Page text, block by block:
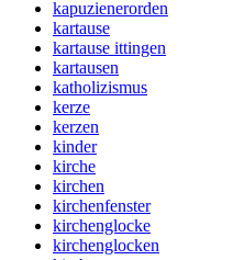
kapuzienerorden
kartause
kartause ittingen
kartausen
katholizismus
kerze
kerzen
kinder
kirche
kirchen
kirchenfenster
kirchenglocke
kirchenglocken